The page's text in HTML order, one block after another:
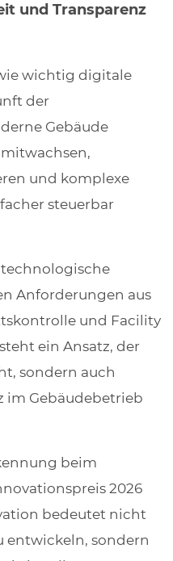
und Transparenz
wichtig digitale
der
Gebäude
und komplexe
steuerbar
technologische
Anforderungen aus
und Facility
ein Ansatz, der
sondern auch
im Gebäudebetrieb
beim
2026
bedeutet nicht
entwickeln, sondern